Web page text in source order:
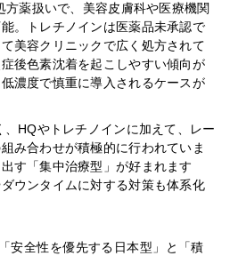
方薬扱いで、美容皮膚科や医療機関
。トレチノインは医薬品未承認で
美容クリニックで広く処方されて
後色素沈着を起こしやすい傾向が
濃度で慎重に導入されるケースが
、HQやトレチノインに加えて、レー
み合わせが積極的に行われていま
す「集中治療型」が好まれます
ウンタイムに対する対策も体系化
安全性を優先する日本型」と「積